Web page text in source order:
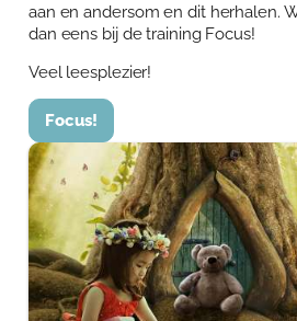
aan en andersom en dit herhalen.
dan eens bij de training Focus!
Veel leesplezier!
Focus!